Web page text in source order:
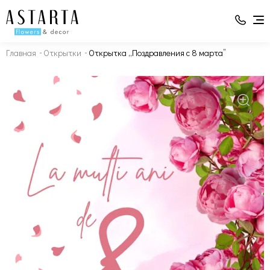
Главная Открытки Открытка „Поздравления с 8 марта”